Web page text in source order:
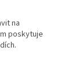
na
poskytuje